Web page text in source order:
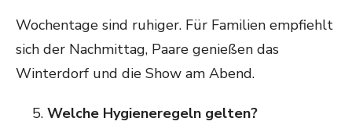
Wochentage sind ruhiger. Für Familien empfiehlt
sich der Nachmittag, Paare genießen das
Winterdorf und die Show am Abend.
Welche Hygieneregeln gelten?